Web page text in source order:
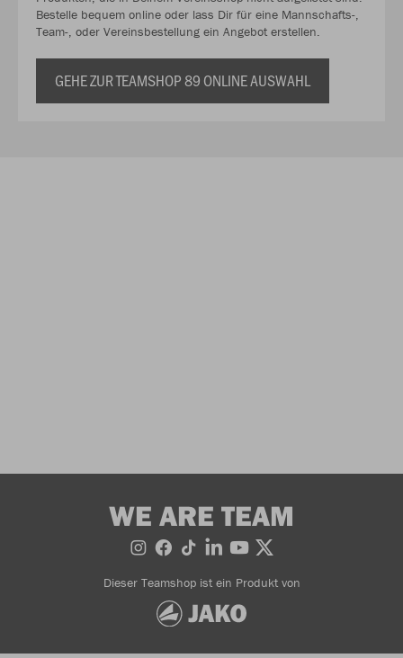
Bestelle bequem online oder lass Dir für eine Mannschafts-,
Team-, oder Vereinsbestellung ein Angebot erstellen.
GEHE ZUR TEAMSHOP 89 ONLINE AUSWAHL
WE ARE TEAM
Dieser Teamshop ist ein Produkt von